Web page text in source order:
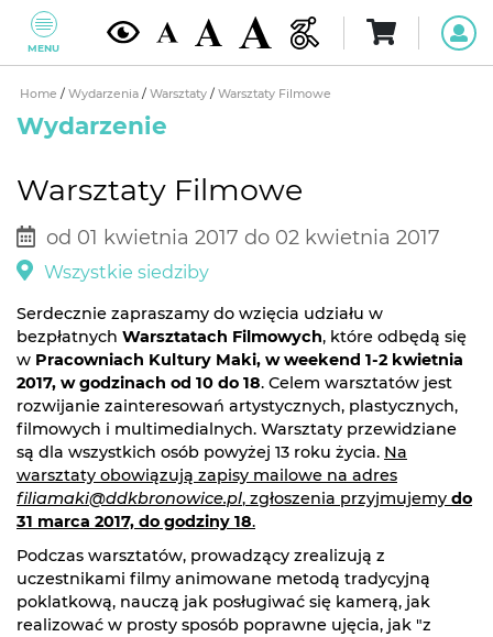
MENU
Home / Wydarzenia / Warsztaty / Warsztaty Filmowe
Wydarzenie
Warsztaty Filmowe
od 01 kwietnia 2017 do 02 kwietnia 2017
Wszystkie siedziby
Serdecznie zapraszamy do wzięcia udziału w
bezpłatnych Warsztatach Filmowych, które odbędą się
w Pracowniach Kultury Maki, w weekend 1-2 kwietnia
2017, w godzinach od 10 do 18. Celem warsztatów jest
rozwijanie zainteresowań artystycznych, plastycznych,
filmowych i multimedialnych. Warsztaty przewidziane
są dla wszystkich osób powyżej 13 roku życia. Na
warsztaty obowiązują zapisy mailowe na adres
filiamaki@ddkbronowice.pl, zgłoszenia przyjmujemy do
31 marca 2017, do godziny 18.
Podczas warsztatów, prowadzący zrealizują z
uczestnikami filmy animowane metodą tradycyjną
poklatkową, nauczą jak posługiwać się kamerą, jak
realizować w prosty sposób poprawne ujęcia, jak "z